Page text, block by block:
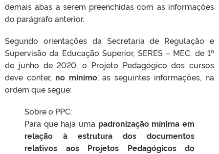
demais abas a serem preenchidas com as informações
do parágrafo anterior.
Segundo orientações da Secretaria de Regulação e
Supervisão da Educação Superior, SERES – MEC, de 1º
de junho de 2020, o Projeto Pedagógico dos cursos
deve conter, no mínimo, as seguintes informações, na
ordem que segue:
Sobre o PPC:
Para que haja uma padronização mínima em
relação à estrutura dos documentos
relativos aos Projetos Pedagógicos do